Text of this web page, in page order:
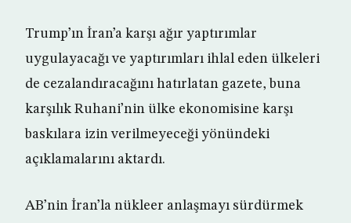
Trump’ın İran’a karşı ağır yaptırımlar
uygulayacağı ve yaptırımları ihlal eden ülkeleri
de cezalandıracağını hatırlatan gazete, buna
karşılık Ruhani’nin ülke ekonomisine karşı
baskılara izin verilmeyeceği yönündeki
açıklamalarını aktardı.
AB’nin İran’la nükleer anlaşmayı sürdürmek